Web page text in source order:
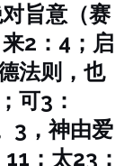
旨意（赛
2：4；启
法则，也
可3：
3，神由爱
；太23：